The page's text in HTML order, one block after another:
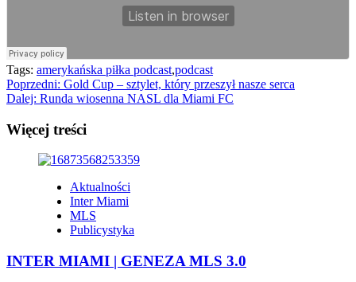
Tags: amerykańska piłka podcast,podcast
Zobacz
wpisy
Poprzedni: Gold Cup – sztylet, który przeszył nasze serca
Dalej: Runda wiosenna NASL dla Miami FC
Więcej treści
Aktualności
Inter Miami
MLS
Publicystyka
INTER MIAMI | GENEZA MLS 3.0